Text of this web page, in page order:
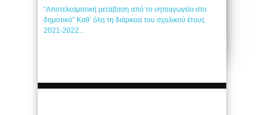
“Αποτελεσματική μετάβαση από το νηπιαγωγείο στο
δημοτικό” Καθ’ όλη τη διάρκεια του σχολικού έτους
2021-2022...